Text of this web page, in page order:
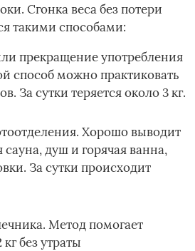
Сгонка веса без потери
такими способами:
прекращение употребления
способ можно практиковать
За сутки теряется около 3 кг.
Хорошо выводит
сауна, душ и горячая ванна,
За сутки происходит
Метод помогает
без утраты